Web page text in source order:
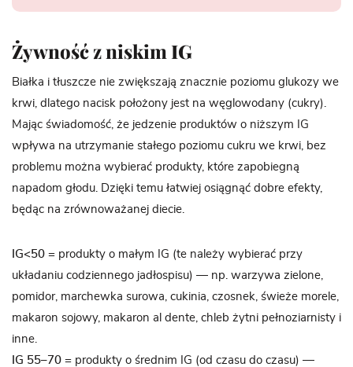
Żywność z niskim IG
Białka i tłuszcze nie zwiększają znacznie poziomu glukozy we
krwi, dlatego nacisk położony jest na węglowodany (cukry).
Mając świadomość, że jedzenie produktów o niższym IG
wpływa na utrzymanie stałego poziomu cukru we krwi, bez
problemu można wybierać produkty, które zapobiegną
napadom głodu. Dzięki temu łatwiej osiągnąć dobre efekty,
będąc na zrównoważanej diecie.
IG<50 = produkty o małym IG (te należy wybierać przy
układaniu codziennego jadłospisu) — np. warzywa zielone,
pomidor, marchewka surowa, cukinia, czosnek, świeże morele,
makaron sojowy, makaron al dente, chleb żytni pełnoziarnisty i
inne.
IG 55–70 = produkty o średnim IG (od czasu do czasu) —